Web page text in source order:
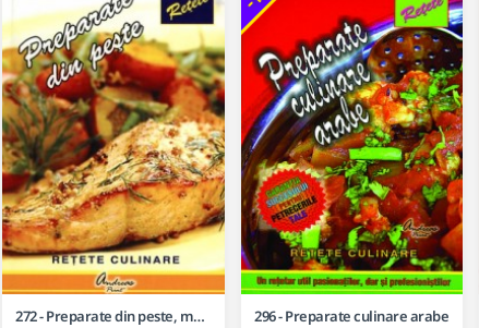
272 - Preparate din peste, moluste si crustacee 296 - Preparate culinare arabe